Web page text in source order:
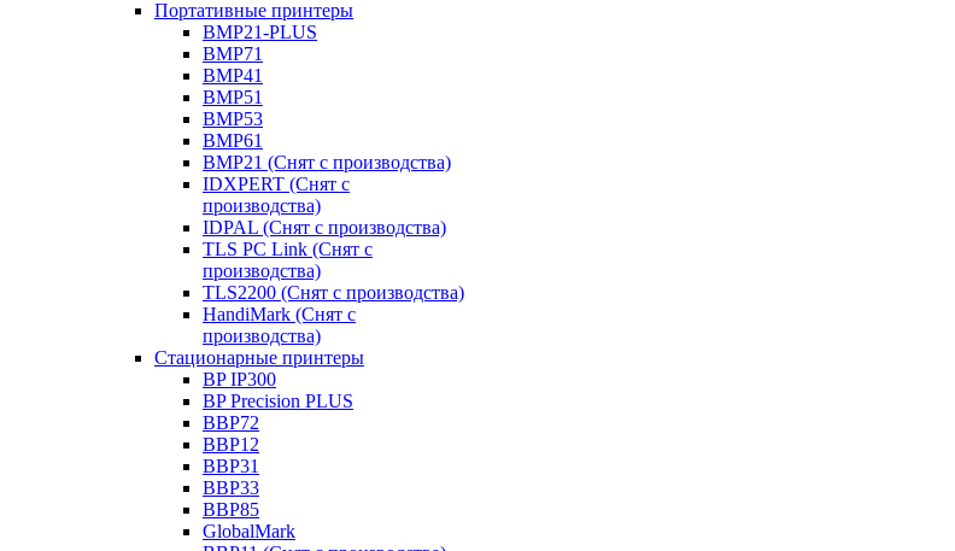
Портативные принтеры
BMP21-PLUS
BMP71
BMP41
BMP51
BMP53
BMP61
BMP21 (Снят с производства)
IDXPERT (Снят с
производства)
IDPAL (Снят с производства)
TLS PC Link (Снят с
производства)
TLS2200 (Снят с производства)
HandiMark (Снят с
производства)
Стационарные принтеры
BP IP300
BP Precision PLUS
BBP72
BBP12
BBP31
BBP33
BBP85
GlobalMark